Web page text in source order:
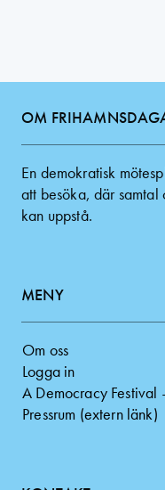
OM
En demokratisk
att besöka, där
kan uppstå.
MENY
Om oss
Logga in
A Democracy Festival
Pressrum (extern länk)